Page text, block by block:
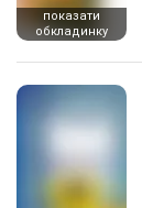
показати
обкладинку